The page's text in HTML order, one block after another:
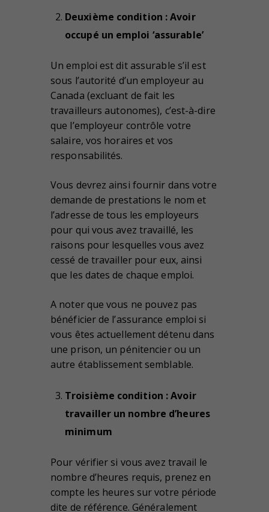
Deuxième condition : Avoir
occupé un emploi ‘assurable’
Un emploi est dit assurable s’il est
sous l’autorité d’un employeur au
Canada (excluant de fait les
travailleurs autonomes), c’est-à-dire
que l’employeur contrôle votre
salaire, vos horaires et vos
responsabilités.
Vous devrez ainsi fournir dans votre
demande de prestations le nom et
l’adresse de tous les employeurs
pour qui vous avez travaillé, les
raisons pour lesquelles vous avez
cessé de travailler pour eux, ainsi
que les dates de chaque emploi.
A noter que vous ne pouvez pas
bénéficier de l’assurance emploi si
vous êtes actuellement détenu dans
une prison, un pénitencier ou un
autre établissement semblable.
Troisième condition : Avoir
travailler un nombre d’heures
minimum
Pour vérifier si vous avez travail le
nombre d’heures requis, prenez en
compte les heures sur votre période
dite de référence. Généralement